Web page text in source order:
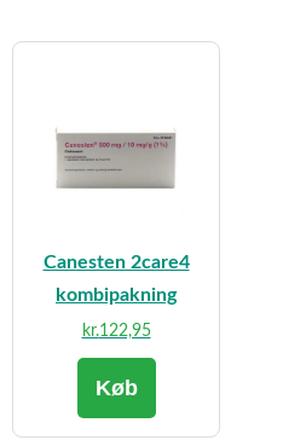
Canesten 2care4
kombipakning
kr.122,95
Køb